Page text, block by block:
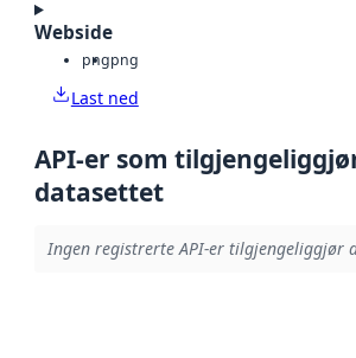
Webside
pngpng
Last ned
API-er som
datasettet
Ingen registrerte API-er tilgjengeliggjør